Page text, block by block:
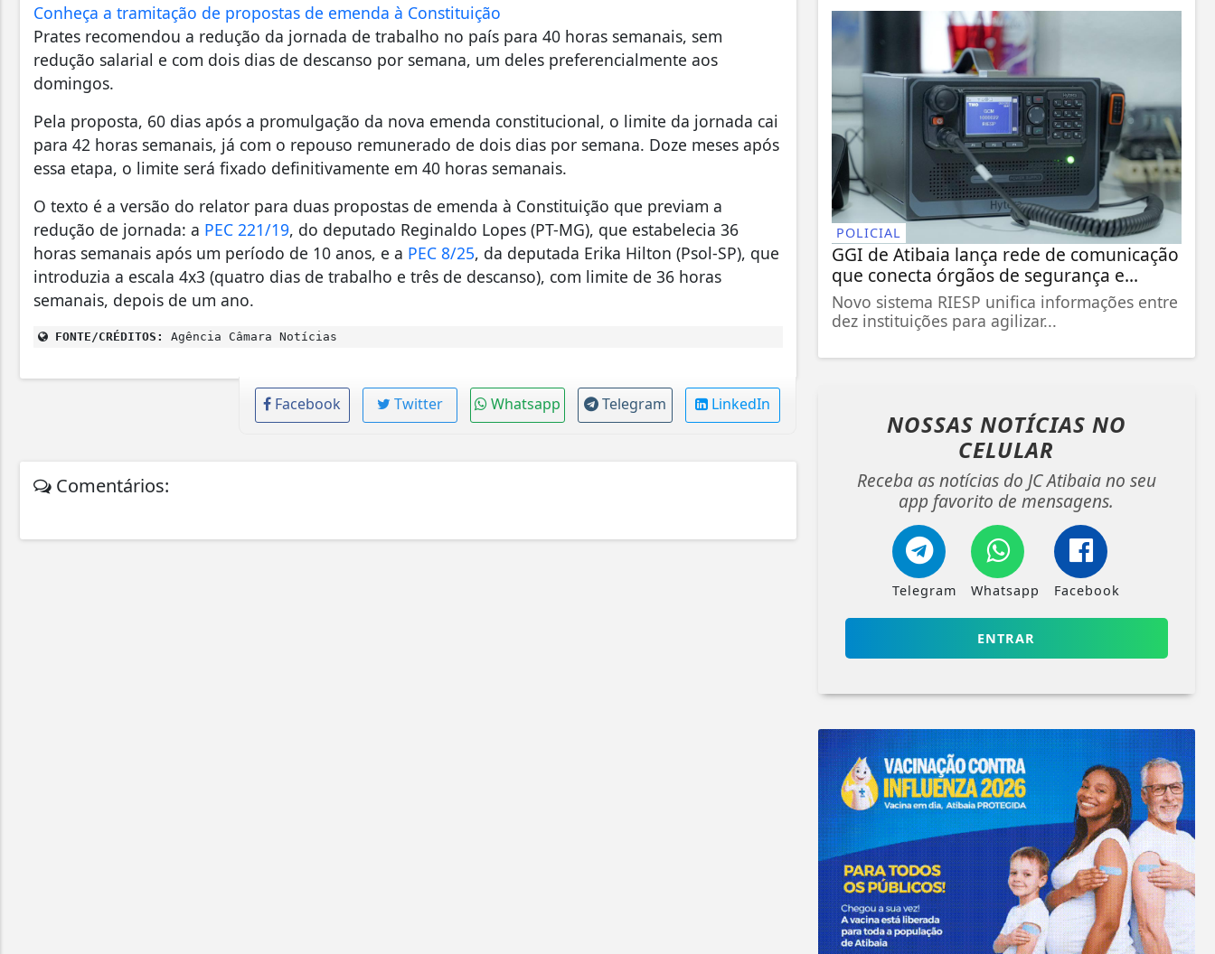
Conheça a tramitação de propostas de emenda à Constituição
Prates recomendou a redução da jornada de trabalho no país para 40 horas semanais, sem
redução salarial e com dois dias de descanso por semana, um deles preferencialmente aos
domingos.
Pela proposta, 60 dias após a promulgação da nova emenda constitucional, o limite da jornada cai
para 42 horas semanais, já com o repouso remunerado de dois dias por semana. Doze meses após
essa etapa, o limite será fixado definitivamente em 40 horas semanais.
O texto é a versão do relator para duas propostas de emenda à Constituição que previam a
redução de jornada: a PEC 221/19, do deputado Reginaldo Lopes (PT-MG), que estabelecia 36
horas semanais após um período de 10 anos, e a PEC 8/25, da deputada Erika Hilton (Psol-SP), que
introduzia a escala 4x3 (quatro dias de trabalho e três de descanso), com limite de 36 horas
semanais, depois de um ano.
FONTE/CRÉDITOS: Agência Câmara Notícias
Facebook Twitter Whatsapp Telegram LinkedIn
Comentários:
POLICIAL
GGI de Atibaia lança rede de comunicação
que conecta órgãos de segurança e...
Novo sistema RIESP unifica informações entre
dez instituições para agilizar...
NOSSAS NOTÍCIAS NO
CELULAR
Receba as notícias do JC Atibaia no seu
app favorito de mensagens.
Telegram Whatsapp Facebook
ENTRAR